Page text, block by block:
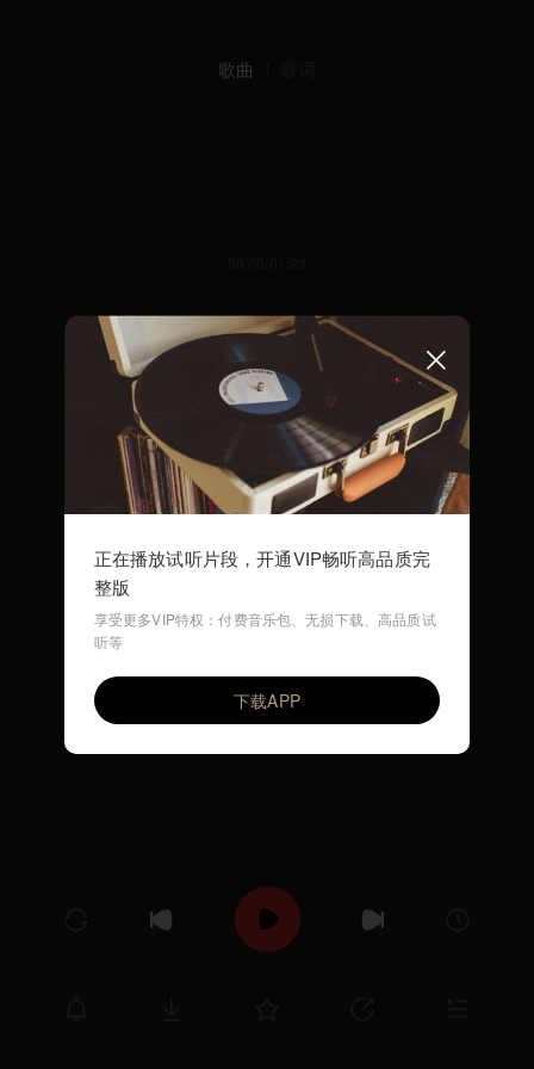
歌曲
VIP zhuque
正在播放试听片段，开通VIP畅听高品质完
整版
享受更多VIP特权：付费音乐包、无损下载、高品质试
听等
下载APP
